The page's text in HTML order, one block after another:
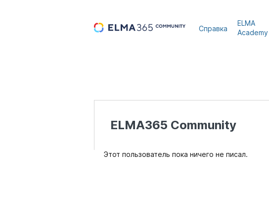
Справка
ELMA
Academy
ELMA365 Community
Этот пользователь пока ничего не писал.